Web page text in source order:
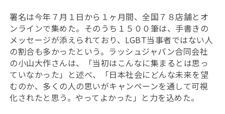
署名は今年７月１日から１ヶ月間、全国７８店舗とオ
ンラインで集めた。そのうち１５００筆は、手書きの
メッセージが添えられており、 LGBT当事者ではない人
の割合も多かったという。ラッシュジャパン合同会社
の小山大作さんは、「当初はこんなに集まるとは思っ
ていなかった」と述べ、
「日本社会にどんな未来を望
むのか、多くの人の思いがキャンペーンを通して可視
化されたと思う。やってよかった」と力を込めた。